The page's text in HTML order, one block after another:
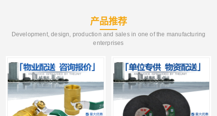
产品推荐
Development, design, production and sales in one of the manufacturing
enterprises